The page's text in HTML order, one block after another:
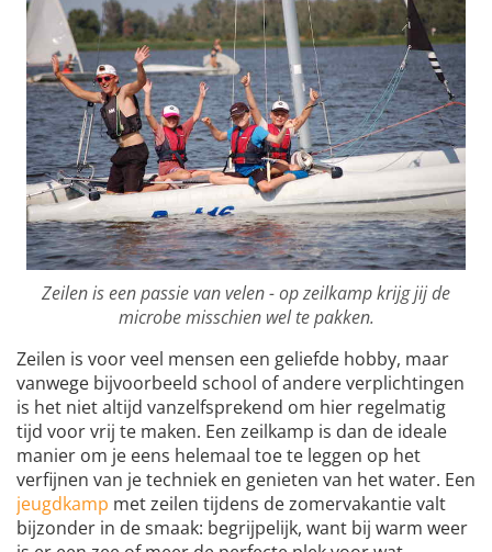
Zeilen is een passie van velen - op zeilkamp krijg jij de
microbe misschien wel te pakken.
Zeilen is voor veel mensen een geliefde hobby, maar
vanwege bijvoorbeeld school of andere verplichtingen
is het niet altijd vanzelfsprekend om hier regelmatig
tijd voor vrij te maken. Een zeilkamp is dan de ideale
manier om je eens helemaal toe te leggen op het
verfijnen van je techniek en genieten van het water. Een
jeugdkamp met zeilen tijdens de zomervakantie valt
bijzonder in de smaak: begrijpelijk, want bij warm weer